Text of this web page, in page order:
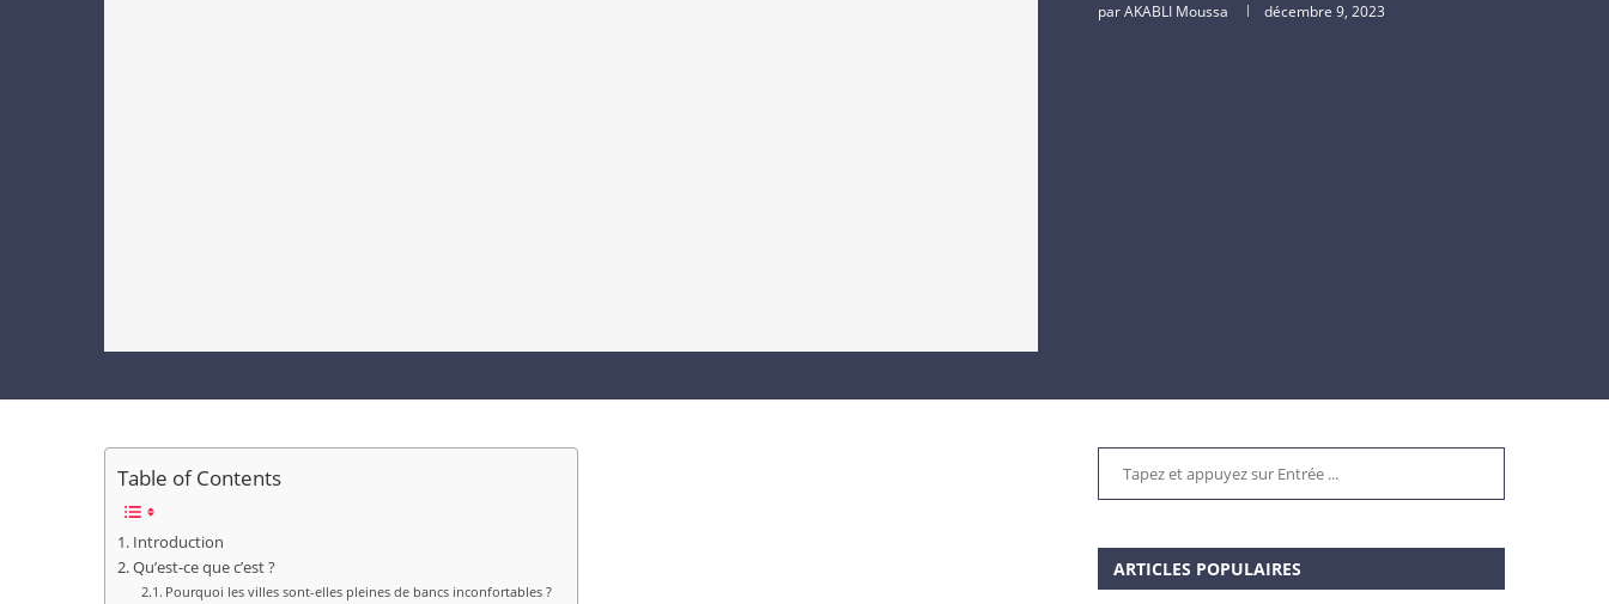
parAKABLI Moussa décembre 9, 2023
Table of Contents
Introduction
Qu’est-ce que c’est ?
Pourquoi les villes sont-elles pleines de bancs inconfortables ?
ARTICLES POPULAIRES